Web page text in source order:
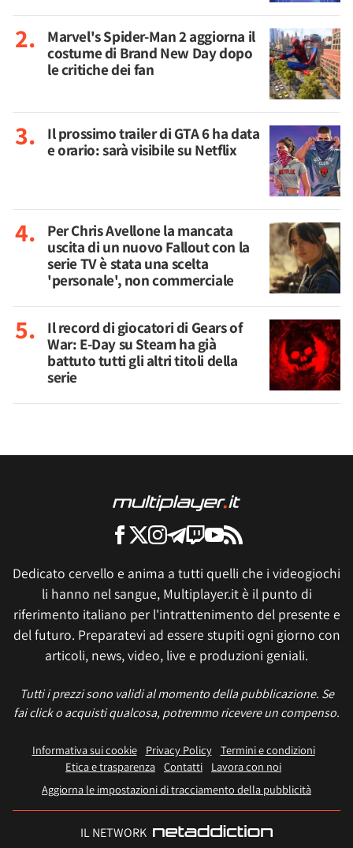
Marvel's Spider-Man 2 aggiorna il
costume di Brand New Day dopo
le critiche dei fan
Il prossimo trailer di GTA 6 ha data
e orario: sarà visibile su Netflix
Per Chris Avellone la mancata
uscita di un nuovo Fallout con la
serie TV è stata una scelta
'personale', non commerciale
Il record di giocatori di Gears of
War: E-Day su Steam ha già
battuto tutti gli altri titoli della
serie
Dedicato cervello e anima a tutti quelli che i videogiochi
li hanno nel sangue, Multiplayer.it è il punto di
riferimento italiano per l'intrattenimento del presente e
del futuro. Preparatevi ad essere stupiti ogni giorno con
articoli, news, video, live e produzioni geniali.
Tutti i prezzi sono validi al momento della pubblicazione. Se
fai click o acquisti qualcosa, potremmo ricevere un compenso.
Informativa sui cookie Privacy Policy
Termini e condizioni
Etica e trasparenza Contatti
Lavora con noi
Aggiorna le impostazioni di tracciamento della pubblicità
IL NETWORK